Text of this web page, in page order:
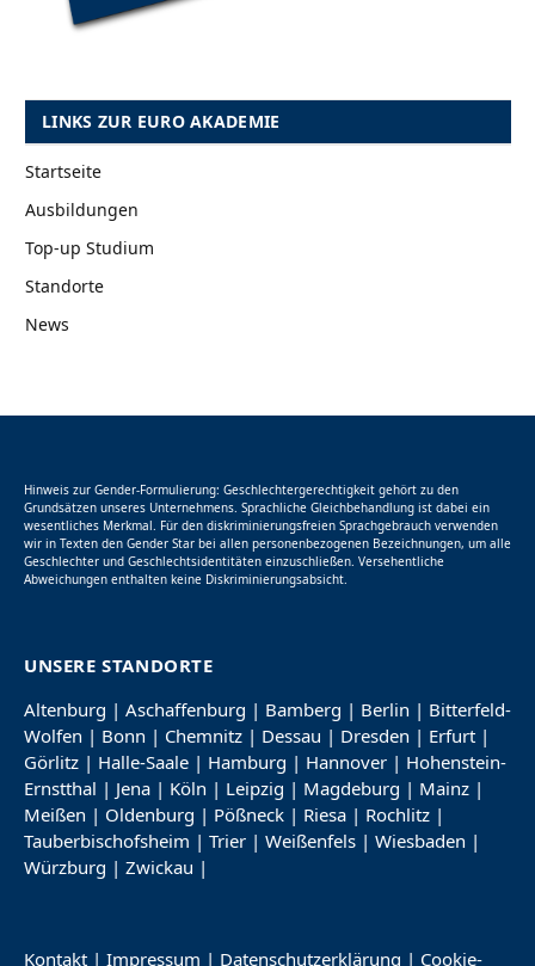
LINKS ZUR EURO AKADEMIE
Startseite
Ausbildungen
Top-up Studium
Standorte
News
Hinweis zur Gender-Formulierung: Geschlechtergerechtigkeit gehört zu den
Grundsätzen unseres Unternehmens. Sprachliche Gleichbehandlung ist dabei ein
wesentliches Merkmal. Für den diskriminierungsfreien Sprachgebrauch verwenden
wir in Texten den Gender Star bei allen personenbezogenen Bezeichnungen, um alle
Geschlechter und Geschlechtsidentitäten einzuschließen. Versehentliche
Abweichungen enthalten keine Diskriminierungsabsicht.
UNSERE STANDORTE
Altenburg | Aschaffenburg | Bamberg | Berlin | Bitterfeld-
Wolfen | Bonn | Chemnitz | Dessau | Dresden | Erfurt |
Görlitz | Halle-Saale | Hamburg | Hannover | Hohenstein-
Ernstthal | Jena | Köln | Leipzig | Magdeburg | Mainz |
Meißen | Oldenburg | Pößneck | Riesa | Rochlitz |
Tauberbischofsheim | Trier | Weißenfels | Wiesbaden |
Würzburg | Zwickau |
Kontakt | Impressum | Datenschutzerklärung | Cookie-